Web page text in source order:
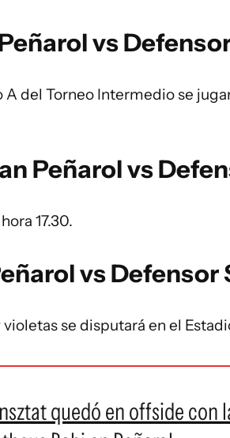
vs
del Torneo Intermedio se
Peñarol vs
17.30.
vs
se disputará en el
quedó en offside con